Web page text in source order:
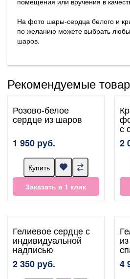
На фото шары-сердца белого и
по желанию можете выбрать
шаров.
Рекомендуемые
Розово-белое
сердце из шаров
1 950 руб.
Купить
Заказать в 1 клик
с
2
Гелиевое сердце с
индивидуальной
надписью
2 350 руб.
4